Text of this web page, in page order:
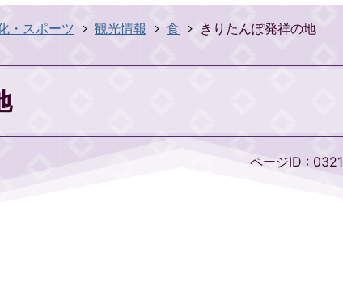
・スポーツ 観光情報 食 きりたんぽ発祥の地
ページID : 0321